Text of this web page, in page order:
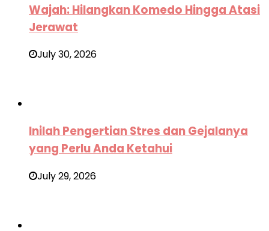
Wajah: Hilangkan Komedo Hingga Atasi
Jerawat
July 30, 2026
Inilah Pengertian Stres dan Gejalanya
yang Perlu Anda Ketahui
July 29, 2026